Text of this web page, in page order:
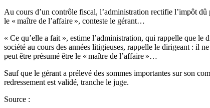
Au cours d’un contrôle fiscal, l’administration rectifie l’impôt
le « maître de l’affaire », conteste le gérant…
« Ce qu’elle a fait », estime l’administration, qui rappelle que le
société au cours des années litigieuses, rappelle le dirigeant : il
peut être présumé être le « maître de l’affaire »…
Sauf que le gérant a prélevé des sommes importantes sur son
redressement est validé, tranche le juge.
Source :